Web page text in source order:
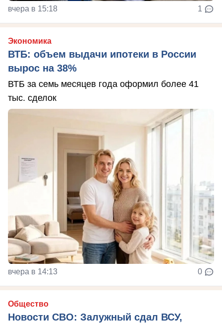
вчера в 15:18 1
Экономика
ВТБ: объем выдачи ипотеки в России
вырос на 38%
ВТБ за семь месяцев года оформил более 41
тыс. сделок
вчера в 14:13 0
Общество
Новости СВО: Залужный сдал ВСУ,